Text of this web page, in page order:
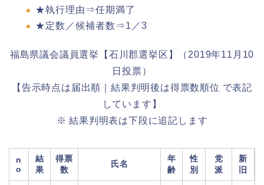
★執行理由⇒任期満了
★定数／候補者数⇒1／3
福島県議会議員選挙【石川郡選挙区】（2019年11月10
日投票）
【告示時点は届出順｜結果判明後は得票数順位 で表記
しています】
※ 結果判明表は下段に追記します
n
o
結
果
得票
数
氏名
年
齢
性
別
党
派
新
旧